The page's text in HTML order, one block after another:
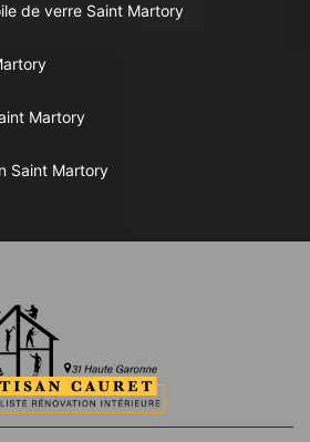
de verre Saint Martory
Martory
Saint Martory